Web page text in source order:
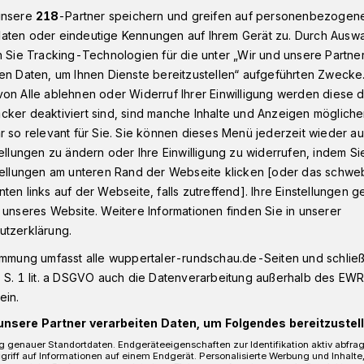
- Oberbarmen Unfall in Wuppertal - offenbar Gas und
und Bremse
Samstag (23. Mai 2020) gegen 11.20
einen Unfall verursacht. Als die 80-
mit ihrem Skoda von der rechten auf
übersah sie nach Polizeiangaben den
218-Partner speichern und greifen auf
oder eindeutige Kennungen auf Ihrem Gerät zu. Durch
Sie Tracking-Technologien für die unter „Wir und unsere
Daten, um Ihnen Dienste bereitzustellen“ aufgeführten
Alle ablehnen oder Widerruf Ihrer Einwilligung werden diese
deaktiviert sind, sind manche Inhalte und Anzeigen
so relevant für Sie. Sie können dieses Menü jederzeit wieder
zu ändern oder Ihre Einwilligung zu widerrufen, indem
am unteren Rand der Webseite klicken [oder das
links auf der Webseite, falls zutreffend]. Ihre Einstellungen
Website. Weitere Informationen finden Sie in unserer
umfasst alle wuppertaler-rundschau.de-Seiten und
1 lit. a DSGVO auch die Datenverarbeitung außerhalb des
Partner verarbeiten Daten, um Folgendes
genauer Standortdaten. Endgeräteeigenschaften zur Identifikation aktiv
auf Informationen auf einem Endgerät. Personalisierte Werbung und